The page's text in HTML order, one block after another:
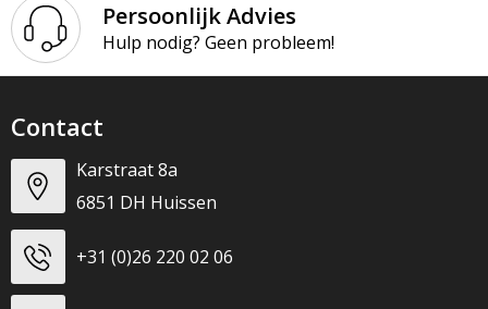
Persoonlijk Advies
Hulp nodig? Geen probleem!
Contact
Karstraat 8a
6851 DH Huissen
+31 (0)26 220 02 06